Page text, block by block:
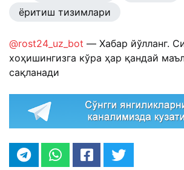
ёритиш тизимлари
@rost24_uz_bot — Хабар йўлланг.
хоҳишингизга кўра ҳар қандай
сақланади